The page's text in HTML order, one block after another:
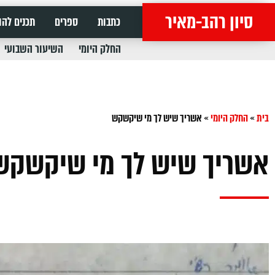
סיון רהב-מאיר כתבות ספרים
תכנים
החלק היומי
השיעור השבועי
בית»החלק היומי»אשריך שיש לך מי שיקשקש
אשריך שיש לך מי